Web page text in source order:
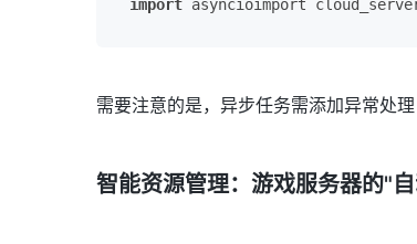
import asyncioimport
需要注意的是，异步任务需添加异常处
智能资源管理：游戏服务器的"